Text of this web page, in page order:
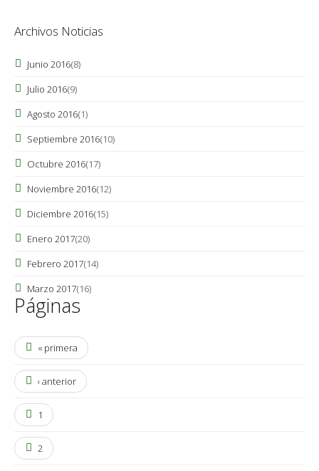
Archivos Noticias
Junio 2016(8)
Julio 2016(9)
Agosto 2016(1)
Septiembre 2016(10)
Octubre 2016(17)
Noviembre 2016(12)
Diciembre 2016(15)
Enero 2017(20)
Febrero 2017(14)
Marzo 2017(16)
Páginas
« primera
‹ anterior
1
2